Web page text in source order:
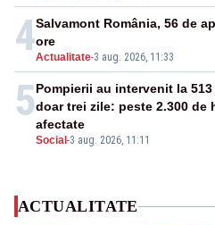
4Actualitate-3 aug. 2026, 11:33
Salvamont România, 56 de
ore
5
Social -3 aug. 2026, 11:11
Pompierii au intervenit la
doar trei zile: peste 2.300 de
afectate
ACTUALITATE